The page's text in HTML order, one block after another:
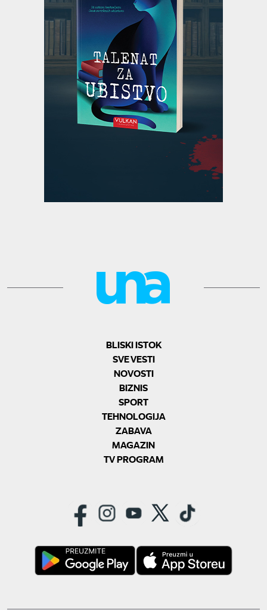
BLISKI ISTOK
SVE VESTI
NOVOSTI
BIZNIS
SPORT
TEHNOLOGIJA
ZABAVA
MAGAZIN
TV PROGRAM